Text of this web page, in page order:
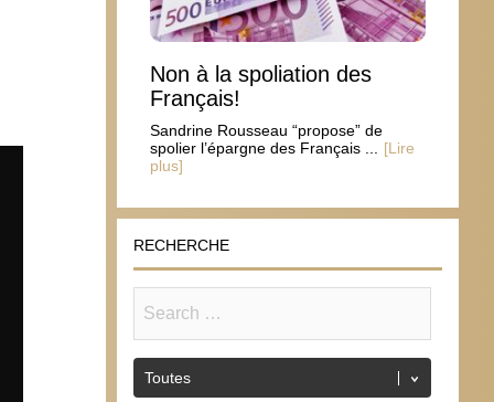
Non à la spoliation des
Français!
Sandrine Rousseau “propose” de
spolier l’épargne des Français ...
[Lire
plus]
RECHERCHE